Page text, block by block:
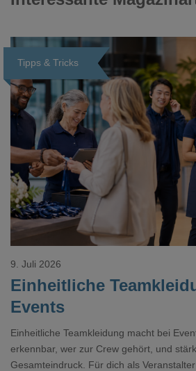
Tipps & Tricks
Loading...
Einheitliche
Events
9. Juli 2026
Einheitliche Teamkleidung macht bei
erkennbar, wer zur Crew gehört, und
Gesamteindruck. Für dich als